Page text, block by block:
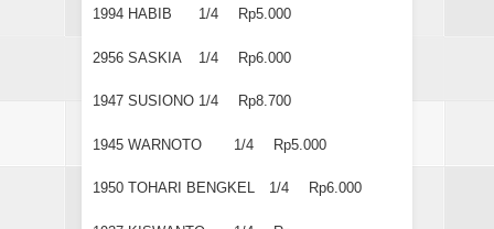
1994 HABIB 1/4 Rp5.000
2956 SASKIA 1/4 Rp6.000
1947 SUSIONO 1/4 Rp8.700
1945 WARNOTO 1/4 Rp5.000
1950 TOHARI BENGKEL 1/4 Rp6.000